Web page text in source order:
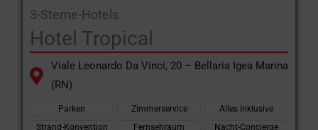
3-Sterne-Hotels
Hotel Tropical
Viale Leonardo Da Vinci, 20 – Bellaria Igea Marina
(RN)
Parken Zimmerservice
Alles inklusive
Strand-Konvention
Fernsehraum
Nacht-Concierge